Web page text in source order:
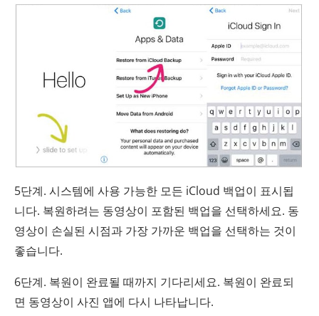
5단계. 시스템에 사용 가능한 모든 iCloud 백업이 표시됩
니다. 복원하려는 동영상이 포함된 백업을 선택하세요. 동
영상이 손실된 시점과 가장 가까운 백업을 선택하는 것이
좋습니다.
6단계. 복원이 완료될 때까지 기다리세요. 복원이 완료되
면 동영상이 사진 앱에 다시 나타납니다.